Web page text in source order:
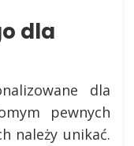
dla
dla
pewnych
należy unikać.